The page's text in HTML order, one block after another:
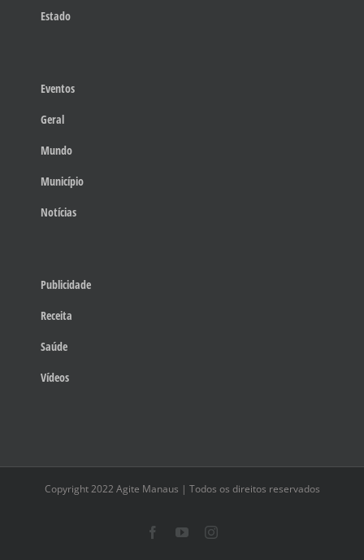
Estado
Eventos
Geral
Mundo
Município
Notícias
Publicidade
Receita
Saúde
Vídeos
Copyright 2022 Agite Manaus | Todos os direitos reservados
FacebookYouTubeInstagram